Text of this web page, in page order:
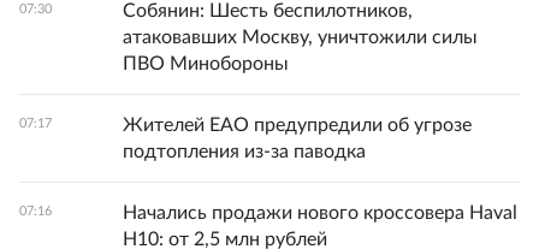
07:30
Собянин: Шесть беспилотников,
атаковавших Москву, уничтожили силы
ПВО Минобороны
07:17
Жителей ЕАО предупредили об угрозе
подтопления из-за паводка
07:16
Начались продажи нового кроссовера Haval
H10: от 2,5 млн рублей